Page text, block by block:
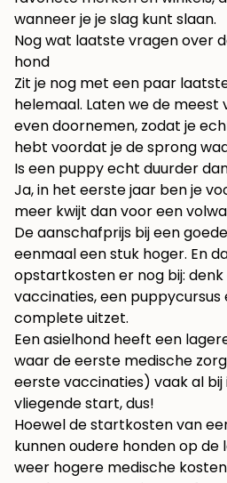
wanneer je je slag kunt slaan.
Nog wat laatste vragen over
hond
Zit je nog met een paar
helemaal. Laten we de
even doornemen, zodat je
hebt voordat je de sprong
Is een puppy echt duurder
Ja, in het eerste jaar ben je
meer kwijt dan voor een
De aanschafprijs bij een
eenmaal een stuk hoger. En
opstartkosten er nog bij:
vaccinaties, een puppycursus
complete uitzet.
Een asielhond heeft een
waar de eerste medische
eerste vaccinaties) vaak al bij
vliegende start, dus!
Hoewel de startkosten van
kunnen oudere honden op de
weer hogere medische